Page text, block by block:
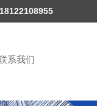
18122108955
系我们